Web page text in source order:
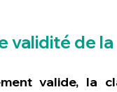
validité de
valide, la